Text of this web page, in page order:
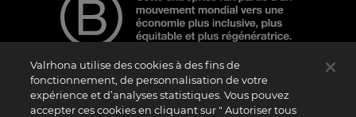
Note d'information
Valrhona utilise des cookies à des fins de
fonctionnement, de personnalisation de votre
expérience et d’analyses statistiques. Vous pouvez
accepter ces cookies en cliquant sur " Autoriser tous